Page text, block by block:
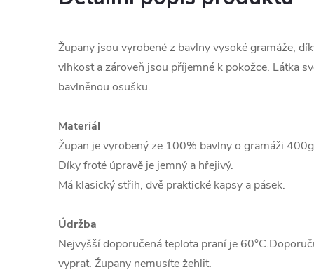
Župany jsou vyrobené z bavlny vysoké gramáže,
vlhkost a zároveň jsou příjemné k pokožce. Látka
bavlněnou osušku.
Materiál
Župan je vyrobený ze 100% bavlny o gramáži
Díky froté úpravě je jemný a hřejivý.
Má klasický střih, dvě praktické kapsy a pásek.
Údržba
Nejvyšší doporučená teplota praní je
vyprat. Župany nemusíte žehlit.